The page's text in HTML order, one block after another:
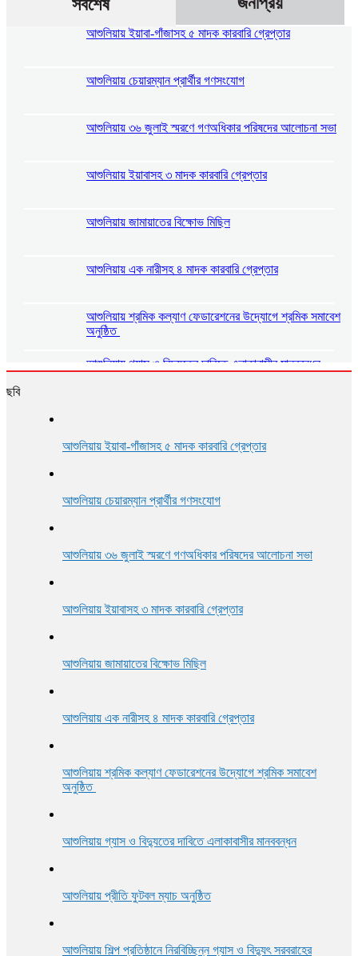
সর্বশেষ
আশুলিয়ায় ইয়াবা-গাঁজাসহ ৫ মাদক কারবারি গ্রেপ্তার
আশুলিয়ায় চেয়ারম্যান প্রার্থীর গণসংযোগ
আশুলিয়ায় ৩৬ জুলাই স্মরণে গণঅধিকার পরিষদের আলোচনা সভা
আশুলিয়ায় ইয়াবাসহ ৩ মাদক কারবারি গ্রেপ্তার
আশুলিয়ায় জামায়াতের বিক্ষোভ মিছিল
আশুলিয়ায় এক নারীসহ ৪ মাদক কারবারি গ্রেপ্তার
আশুলিয়ায় শ্রমিক কল্যাণ ফেডারেশনের উদ্যোগে শ্রমিক সমাবেশ
অনুষ্ঠিত
আশুলিয়ায় গ্যাস ও বিদ্যুতের দাবিতে এলাকাবাসীর মানববন্ধন
আশুলিয়ায় শিল্প প্রতিষ্ঠানে নিরবিচ্ছিন্ন গ্যাস ও বিদ্যুৎ সরবরাহের
ছবি
আশুলিয়ায় ইয়াবা-গাঁজাসহ ৫ মাদক কারবারি গ্রেপ্তার
আশুলিয়ায় চেয়ারম্যান প্রার্থীর গণসংযোগ
আশুলিয়ায় ৩৬ জুলাই স্মরণে গণঅধিকার পরিষদের আলোচনা সভা
আশুলিয়ায় ইয়াবাসহ ৩ মাদক কারবারি গ্রেপ্তার
আশুলিয়ায় জামায়াতের বিক্ষোভ মিছিল
আশুলিয়ায় এক নারীসহ ৪ মাদক কারবারি গ্রেপ্তার
আশুলিয়ায় শ্রমিক কল্যাণ ফেডারেশনের উদ্যোগে শ্রমিক সমাবেশ
অনুষ্ঠিত
আশুলিয়ায় গ্যাস ও বিদ্যুতের দাবিতে এলাকাবাসীর মানববন্ধন
আশুলিয়ায় প্রীতি ফুটবল ম্যাচ অনুষ্ঠিত
আশুলিয়ায় শিল্প প্রতিষ্ঠানে নিরবিচ্ছিন্ন গ্যাস ও বিদ্যুৎ সরবরাহের